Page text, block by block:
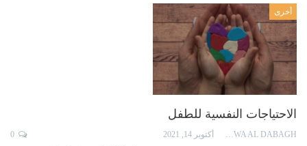
أخرى
الاحتياجات النفسية للطفل
TAQWA AL DABAGH أكتوبر 14, 2021